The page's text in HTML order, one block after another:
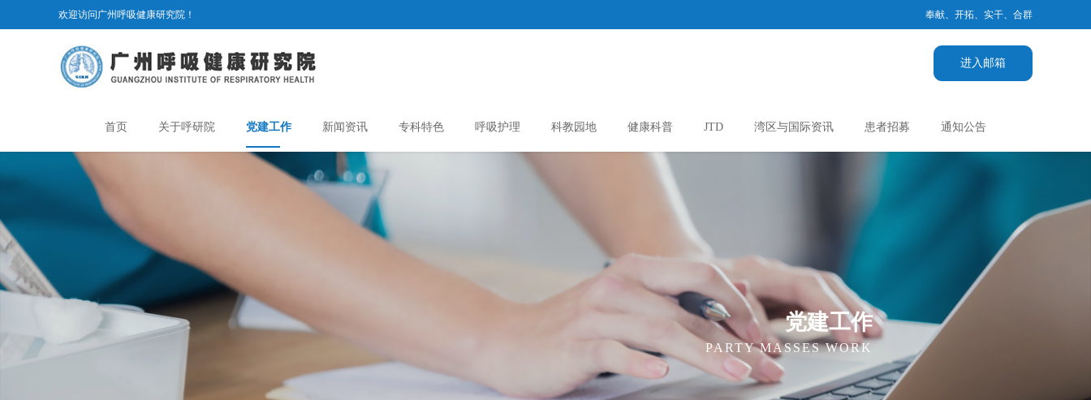
欢迎访问广州呼吸健康研究院！ 奉献、开拓、实干、合群
进入邮箱
首页 关于呼研院 党建工作 新闻资讯 专科特色 呼吸护理 科教园地 健康科普 JTD 湾区与国际资讯 患者招募 通知公告
党建工作
PARTY MASSES WORK